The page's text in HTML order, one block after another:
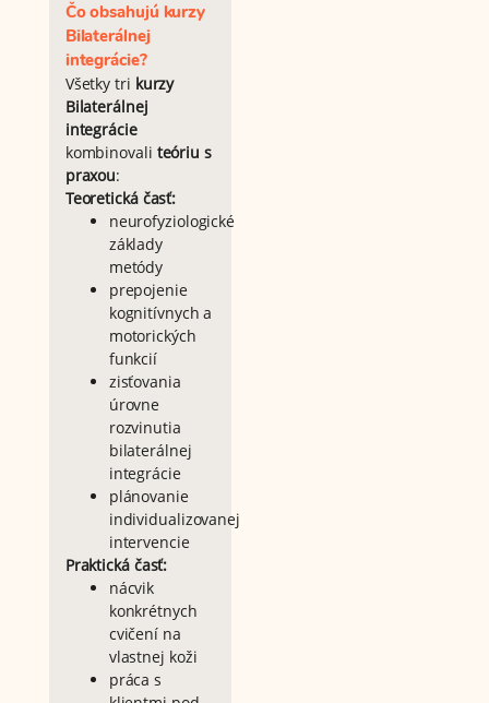
Čo obsahujú kurzy
Bilaterálnej
integrácie?
Všetky tri kurzy
Bilaterálnej
integrácie
kombinovali teóriu s
praxou:
Teoretická časť:
neurofyziologické
základy
metódy
prepojenie
kognitívnych a
motorických
funkcií
zisťovania
úrovne
rozvinutia
bilaterálnej
integrácie
plánovanie
individualizovanej
intervencie
Praktická časť:
nácvik
konkrétnych
cvičení na
vlastnej koži
práca s